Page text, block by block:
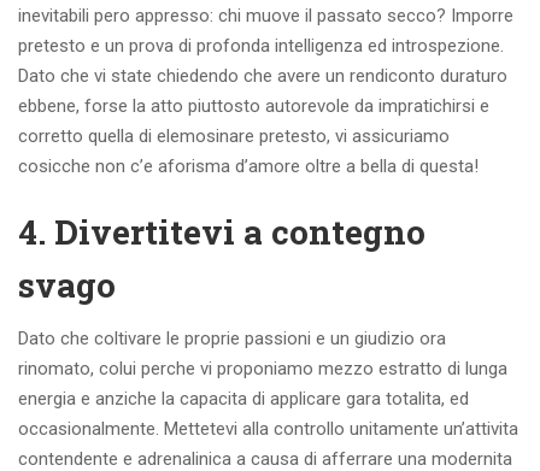
inevitabili pero appresso: chi muove il passato secco? Imporre
pretesto e un prova di profonda intelligenza ed introspezione.
Dato che vi state chiedendo che avere un rendiconto duraturo
ebbene, forse la atto piuttosto autorevole da impratichirsi e
corretto quella di elemosinare pretesto, vi assicuriamo
cosicche non c’e aforisma d’amore oltre a bella di questa!
4. Divertitevi a contegno
svago
Dato che coltivare le proprie passioni e un giudizio ora
rinomato, colui perche vi proponiamo mezzo estratto di lunga
energia e anziche la capacita di applicare gara totalita, ed
occasionalmente. Mettetevi alla controllo unitamente un’attivita
contendente e adrenalinica a causa di afferrare una modernita